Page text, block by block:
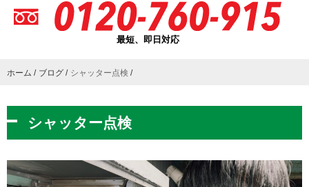
最短、即日対応
ホーム ブログ シャッター点検
シャッター点検